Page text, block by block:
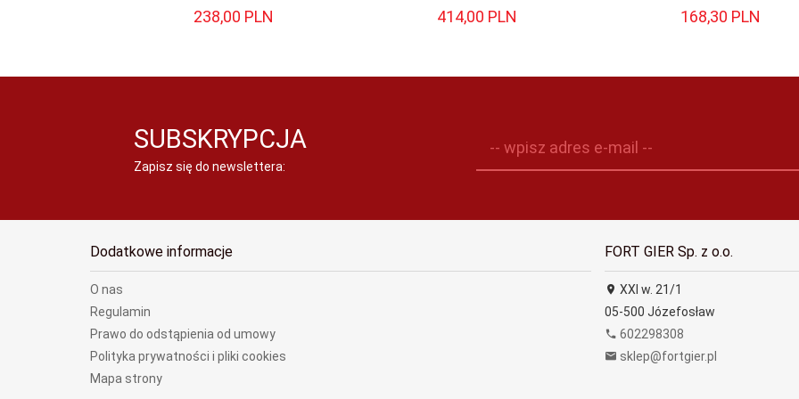
238,00 PLN 414,00 PLN 168,30 PLN
SUBSKRYPCJA
Zapisz się do newslettera:
-- wpisz adres e-mail --
Dodatkowe informacje
O nas
Regulamin
Prawo do odstąpienia od umowy
Polityka prywatności i pliki cookies
Mapa strony
FORT GIER Sp. z o.o.
XXI w. 21/1
05-500 Józefosław
602298308
sklep@fortgier.pl